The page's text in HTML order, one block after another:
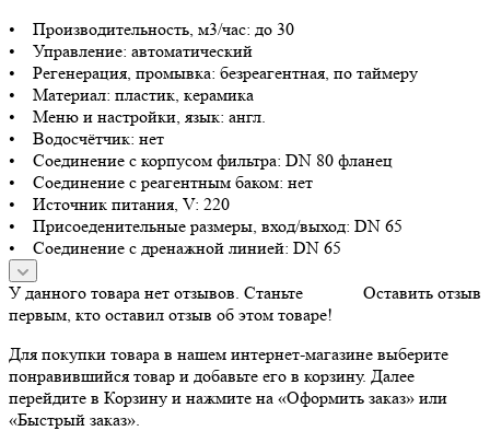
• Производительность, м3/час: до 30
• Управление: автоматический
• Регенерация, промывка: безреагентная, по таймеру
• Материал: пластик, керамика
• Меню и настройки, язык: англ.
• Водосчётчик: нет
• Соединение с корпусом фильтра: DN 80 фланец
• Соединение с реагентным баком: нет
• Источник питания, V: 220
• Присоеденительные размеры, вход/выход: DN 65
• Соединение с дренажной линией: DN 65
Оставить отзыв
У данного товара нет отзывов. Станьте
первым, кто оставил отзыв об этом товаре!
Для покупки товара в нашем интернет-магазине выберите
понравившийся товар и добавьте его в корзину. Далее
перейдите в Корзину и нажмите на «Оформить заказ» или
«Быстрый заказ».